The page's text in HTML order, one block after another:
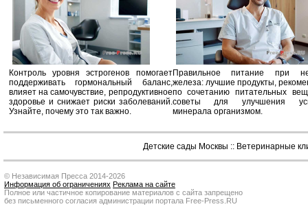
Контроль уровня эстрогенов помогает
поддерживать гормональный баланс,
влияет на самочувствие, репродуктивное
здоровье и снижает риски заболеваний.
Узнайте, почему это так важно.
Правильное питание при
железа: лучшие продукты,
по сочетанию питательных
советы для улучшения
минерала организмом.
Детские сады Москвы :: Ветеринарные
© Независимая Пресса 2014-2026
Информация об ограничениях Реклама на сайте
Полное или частичное копирование материалов с сайта запрещено
без письменного согласия администрации портала Free-Press.RU